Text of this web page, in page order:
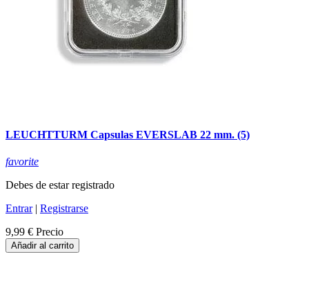
LEUCHTTURM Capsulas EVERSLAB 22 mm. (5)
favorite
Debes de estar registrado
Entrar| Registrarse
9,99 € Precio
Añadir al carrito